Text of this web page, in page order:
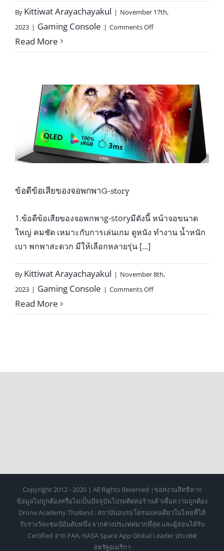
By Kittiwat Arayachayakul | November 17th,
2023 | Gaming Console | Comments Offon
G-
Story
ที่
ควร
รู้
Read More
ข้อดีข้อเสียของจอพกพาG-story
1.ข้อดีข้อเสียของจอพกพาg-storyมีดังนี้ หน้าจอขนาด
ใหญ่ คมชัด เหมาะกับการเล่นเกม ดูหนัง ทำงาน น้ำหนัก
เบา พกพาสะดวก มีให้เลือกหลายรุ่น [...]
By Kittiwat Arayachayakul | November 8th,
2023 | Gaming Console | Comments Offon
Read More
Copyright 2012 - 2020 | All Rights Reserved |ขอสงวนสิทธิหาก
ข้อมูลไม่ถูกต้องหรือไม่เป็นปัจจุบันโปรดติดต่อร้านค้าเพื่อความถูกต้อง
Drone Academy Thailand : สถาบันอบรมโดรนแห่งเดียวในไทยที่ได้
รับรางวัลแชมป์อันดับหนึ่ง จากต่างประเทศมากที่สุด และผู้สอนได้รับ
Certified จาก FAA, NASA Space App Global Leader ประเทศ
สหรัฐอเมริกา